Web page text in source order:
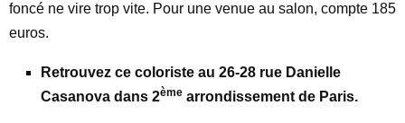
foncé ne vire trop vite. Pour une venue au salon, compte 185
euros.
Retrouvez ce coloriste au 26-28 rue Danielle
Casanova dans 2ème arrondissement de Paris.